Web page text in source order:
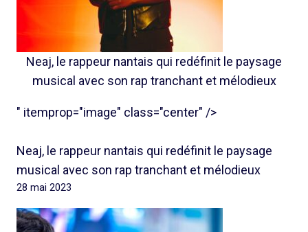
Neaj, le rappeur nantais qui redéfinit le paysage
musical avec son rap tranchant et mélodieux
" itemprop="image" class="center" />
Neaj, le rappeur nantais qui redéfinit le paysage
musical avec son rap tranchant et mélodieux
28 mai 2023